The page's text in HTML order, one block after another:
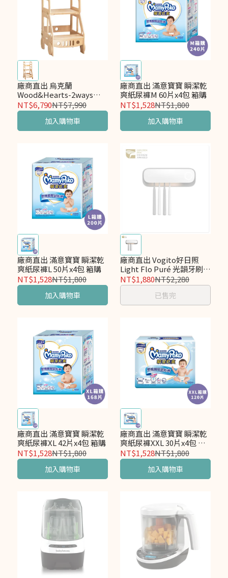
廠商直出 烏克蘭
Wood&Hearts-2ways蒙
式學習塔桌椅組2.0-動物款
NT$6,790NT$7,990
加入購物車
廠商直出 滿意寶寶 瞬潔乾
爽紙尿褲M 60片x4包 箱購
NT$1,528NT$1,800
加入購物車
廠商直出 滿意寶寶 瞬潔乾
爽紙尿褲L 50片x4包 箱購
NT$1,528NT$1,800
加入購物車
廠商直出 Vogito好日照
Light Flo Puré 光韻牙刷殺
菌盒
NT$1,880NT$2,280
已售完
廠商直出 滿意寶寶 瞬潔乾
爽紙尿褲XL 42片x4包 箱購
NT$1,528NT$1,800
加入購物車
廠商直出 滿意寶寶 瞬潔乾
爽紙尿褲XXL 30片x4包 箱
購
NT$1,528NT$1,800
加入購物車